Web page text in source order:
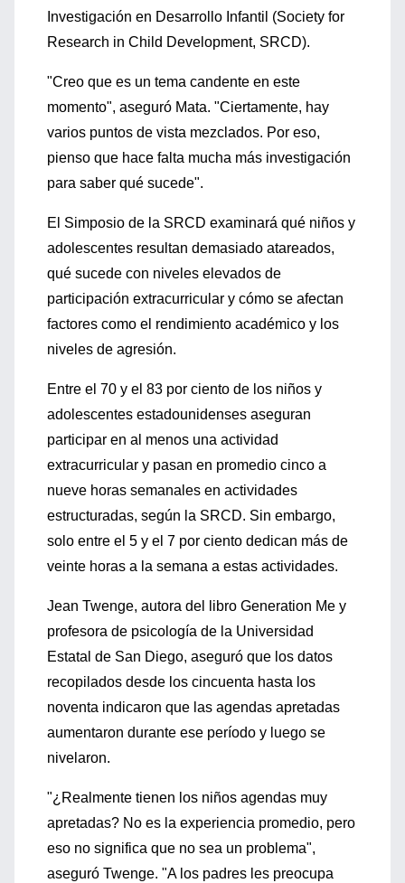
Investigación en Desarrollo Infantil (Society for
Research in Child Development, SRCD).
"Creo que es un tema candente en este
momento", aseguró Mata. "Ciertamente, hay
varios puntos de vista mezclados. Por eso,
pienso que hace falta mucha más investigación
para saber qué sucede".
El Simposio de la SRCD examinará qué niños y
adolescentes resultan demasiado atareados,
qué sucede con niveles elevados de
participación extracurricular y cómo se afectan
factores como el rendimiento académico y los
niveles de agresión.
Entre el 70 y el 83 por ciento de los niños y
adolescentes estadounidenses aseguran
participar en al menos una actividad
extracurricular y pasan en promedio cinco a
nueve horas semanales en actividades
estructuradas, según la SRCD. Sin embargo,
solo entre el 5 y el 7 por ciento dedican más de
veinte horas a la semana a estas actividades.
Jean Twenge, autora del libro Generation Me y
profesora de psicología de la Universidad
Estatal de San Diego, aseguró que los datos
recopilados desde los cincuenta hasta los
noventa indicaron que las agendas apretadas
aumentaron durante ese período y luego se
nivelaron.
"¿Realmente tienen los niños agendas muy
apretadas? No es la experiencia promedio, pero
eso no significa que no sea un problema",
aseguró Twenge. "A los padres les preocupa